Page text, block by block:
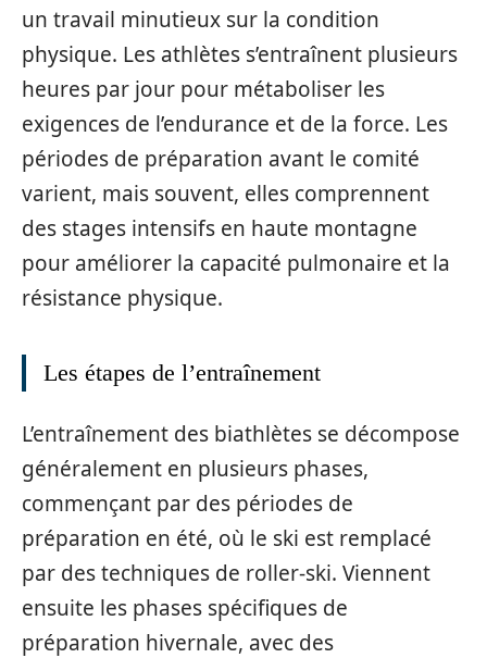
un travail minutieux sur la condition
physique. Les athlètes s’entraînent plusieurs
heures par jour pour métaboliser les
exigences de l’endurance et de la force. Les
périodes de préparation avant le comité
varient, mais souvent, elles comprennent
des stages intensifs en haute montagne
pour améliorer la capacité pulmonaire et la
résistance physique.
Les étapes de l’entraînement
L’entraînement des biathlètes se décompose
généralement en plusieurs phases,
commençant par des périodes de
préparation en été, où le ski est remplacé
par des techniques de roller-ski. Viennent
ensuite les phases spécifiques de
préparation hivernale, avec des